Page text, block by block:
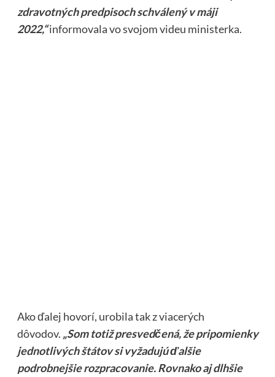
zdravotných predpisoch schválený v máji
2022,“informovala vo svojom videu ministerka.
Ako ďalej hovorí, urobila tak z viacerých
dôvodov. „Som totiž presvedčená, že pripomienky
jednotlivých štátov si vyžadujú ďalšie
podrobnejšie rozpracovanie. Rovnako aj dlhšie